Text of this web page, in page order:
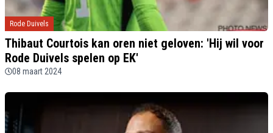
Rode Duivels
Thibaut Courtois kan oren niet geloven: 'Hij wil voor
Rode Duivels spelen op EK'
08 maart 2024